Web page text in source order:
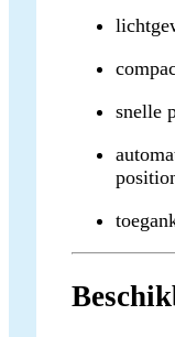
snelle